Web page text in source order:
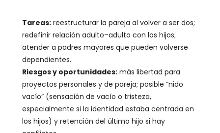
Tareas:reestructurar la pareja al volver a ser dos;
redefinir relación adulto–adulto con los hijos;
atender a padres mayores que pueden volverse
dependientes.
Riesgos y oportunidades:más libertad para
proyectos personales y de pareja; posible “nido
vacío” (sensación de vacío o tristeza,
especialmente si la identidad estaba centrada en
los hijos) y retención del último hijo si hay